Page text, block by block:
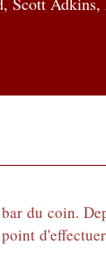
du coin.